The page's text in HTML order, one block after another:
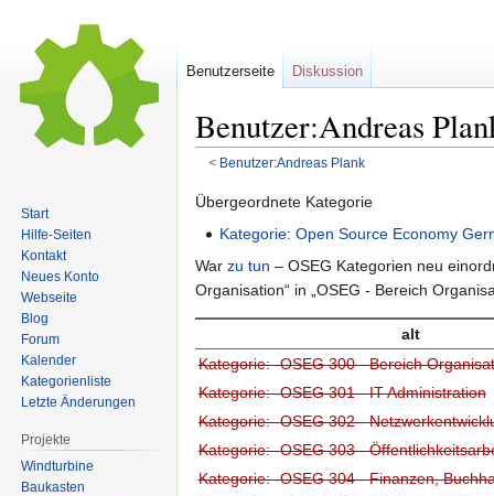
Benutzer:Andreas
< Benutzer:Andreas Plank
Zur
Navigation
Zur
Suche
Übergeordnete Kategorie
Kategorie: Open Source Economy
War zu tun – OSEG Kategorien neu
Organisation“ in „OSEG - Bereich
alt
Kategorie: -OSEG 300 - Bereich
Kategorie: -OSEG 301 - IT Administration
Kategorie: -OSEG 302 -
Kategorie: -OSEG 303 -
Kategorie: -OSEG 304 - Finanzen,
Benutzerseite Diskussion
Start
Hilfe-Seiten
Kontakt
Neues Konto
Webseite
Blog
Forum
Kalender
Kategorienliste
Letzte Änderungen
Projekte
Windturbine
Baukasten